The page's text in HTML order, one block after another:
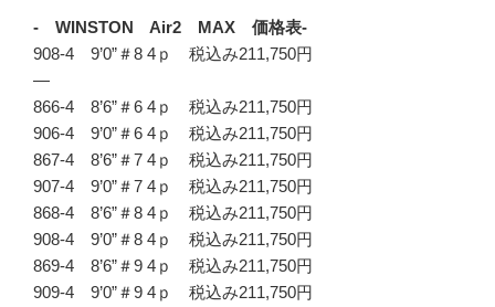
- WINSTON Air2 MAX 価格表-
908-4 9’0”＃8 4ｐ 税込み211,750円
—
866-4 8’6”＃6 4ｐ 税込み211,750円
906-4 9’0”＃6 4ｐ 税込み211,750円
867-4 8’6”＃7 4ｐ 税込み211,750円
907-4 9’0”＃7 4ｐ 税込み211,750円
868-4 8’6”＃8 4ｐ 税込み211,750円
908-4 9’0”＃8 4ｐ 税込み211,750円
869-4 8’6”＃9 4ｐ 税込み211,750円
909-4 9’0”＃9 4ｐ 税込み211,750円